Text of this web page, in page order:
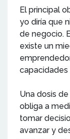
El principal
yo diría que
de negocio.
existe un
capacidades
Una dosis
obliga a
tomar
avanzar y